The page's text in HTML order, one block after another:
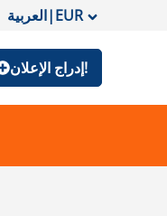
العربية|EUR
إدراج الإعلان!